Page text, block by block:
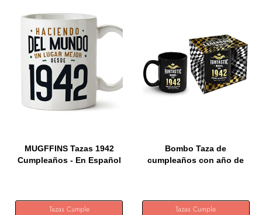
MUGFFINS Tazas 1942
Cumpleaños - En Español
Tazas Cumple
Bombo Taza de
cumpleaños con año de
Tazas Cumple